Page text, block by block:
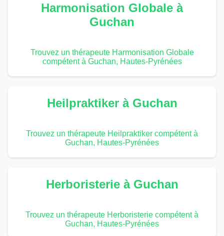
Harmonisation Globale à
Guchan
Trouvez un thérapeute Harmonisation Globale
compétent à Guchan, Hautes-Pyrénées
Heilpraktiker à Guchan
Trouvez un thérapeute Heilpraktiker compétent à
Guchan, Hautes-Pyrénées
Herboristerie à Guchan
Trouvez un thérapeute Herboristerie compétent à
Guchan, Hautes-Pyrénées